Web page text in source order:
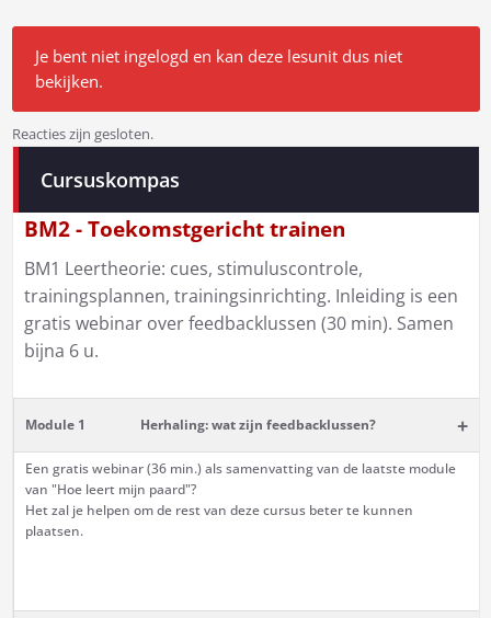
Je bent niet ingelogd en kan deze lesunit dus niet
bekijken.
Bericht
navigatie
Reacties zijn gesloten.
Cursuskompas
BM2 - Toekomstgericht trainen
BM1 Leertheorie: cues, stimuluscontrole,
trainingsplannen, trainingsinrichting. Inleiding is een
gratis webinar over feedbacklussen (30 min). Samen
bijna 6 u.
Module 1 Herhaling: wat zijn feedbacklussen? +
Een gratis webinar (36 min.) als samenvatting van de laatste module
van "Hoe leert mijn paard"?
Het zal je helpen om de rest van deze cursus beter te kunnen
plaatsen.